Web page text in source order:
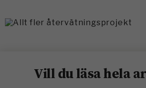
Vill du läsa hela